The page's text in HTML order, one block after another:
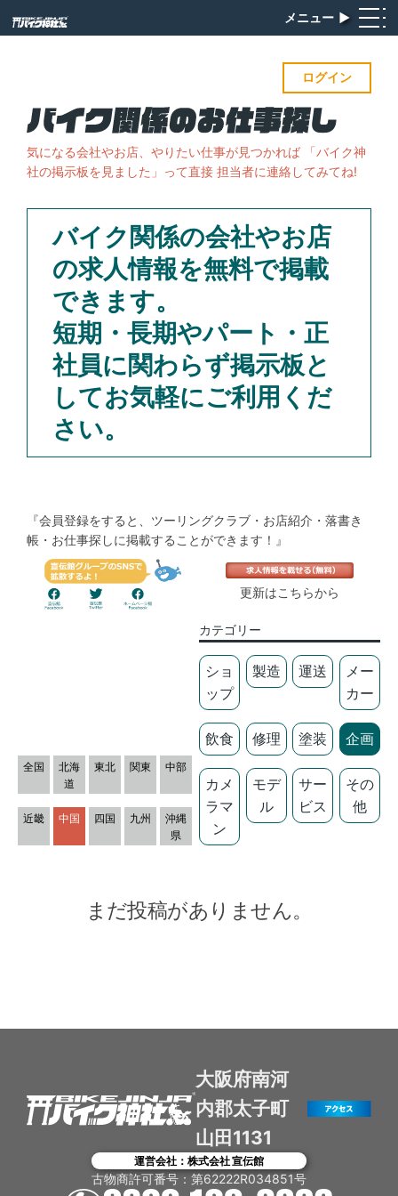
メニュー ▶︎
ログイン
気になる会社やお店、やりたい仕事が見つかれば 「バイク神
社の掲示板を見ました」って直接 担当者に連絡してみてね!
バイク関係の会社やお店
の求人情報を無料で掲載
できます。
短期・長期やパート・正
社員に関わらず掲示板と
してお気軽にご利用くだ
さい。
『会員登録をすると、ツーリングクラブ・お店紹介・落書き
帳・お仕事探しに掲載することができます！』
更新はこちらから
全国
北海
道
東北 関東 中部
近畿 中国 四国 九州
沖縄
県
カテゴリー
ショ
ップ
製造 運送
メー
カー
飲食 修理 塗装 企画
カメ
ラマ
ン
モデ
ル
サー
ビス
その
他
まだ投稿がありません。
大阪府南河
内郡太子町
山田1131
運営会社：株式会社 宣伝館
古物商許可番号：第62222R034851号